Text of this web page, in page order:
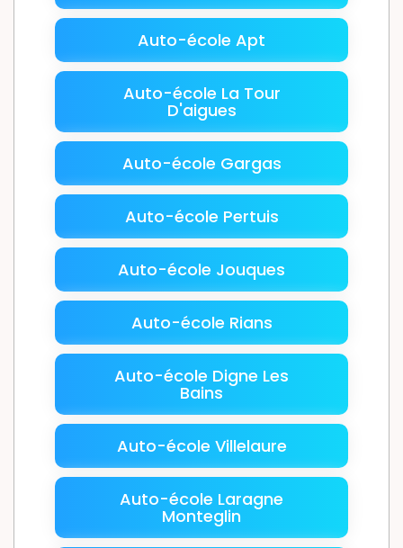
Auto-école Apt
Auto-école La Tour
D'aigues
Auto-école Gargas
Auto-école Pertuis
Auto-école Jouques
Auto-école Rians
Auto-école Digne Les
Bains
Auto-école Villelaure
Auto-école Laragne
Monteglin